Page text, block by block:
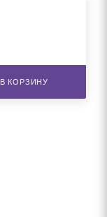
В КОРЗИНУ